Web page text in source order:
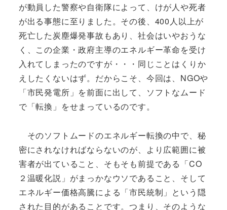
が動員した警察や自衛隊によって、けが人や死者
が出る事態に至りました。その後、400人以上が
死亡した炭塵爆発事故もあり、社会はいやおうな
く、この企業・政府主導のエネルギー革命を受け
入れてしまったのですが・・・同じことはくりか
えしたくないはず。だからこそ、今回は、NGOや
「市民発電所」を前面に出して、ソフトなムード
で「転換」をせまっているのです。
そのソフトムードのエネルギー転換の中で、秘
密にされなければならないのが、より広範囲に被
害者が出ていること、そもそも前提である「CO
２温暖化説」がまっかなウソであること、そして
エネルギー価格高騰による「市民統制」という隠
された目的があることです。つまり、そのような